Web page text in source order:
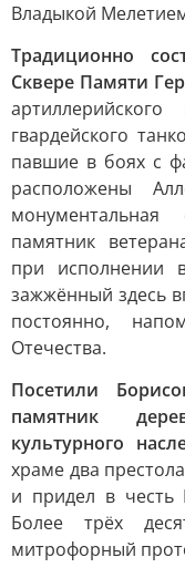
Владыкой
Традиционно
Сквере Памяти
гвардейского
павшие в боях с
расположены
памятник
при исполнении
зажжённый здесь
постоянно,
Отечества.
Посетили
памятник
культурного
храме два
и придел в честь
Более трёх
митрофорный